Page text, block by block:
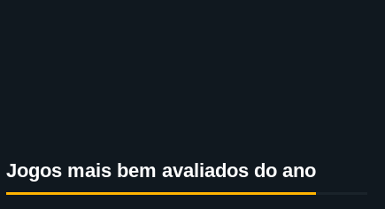
Jogos mais bem avaliados do ano